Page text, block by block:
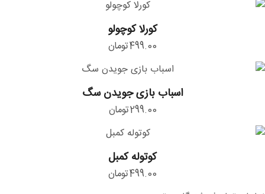
کورلا
کوچولو
کورلا کوچولو
499.00تومان
بازی
جویدن
سگ
اسباب بازی جویدن سگ
299.00تومان
کوتوله
کمبل
کوتوله کمبل
499.00تومان